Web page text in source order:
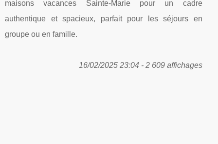
maisons vacances Sainte-Marie pour un cadre
authentique et spacieux, parfait pour les séjours en
groupe ou en famille.
16/02/2025 23:04 - 2 609 affichages